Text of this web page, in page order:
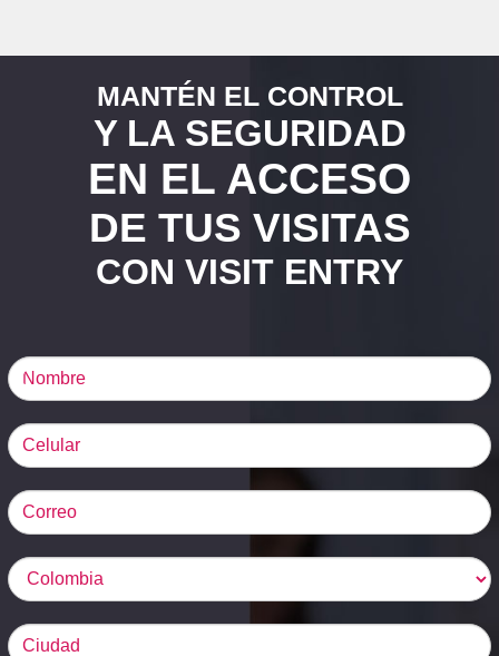
MANTÉN EL CONTROL
Y LA SEGURIDAD
EN EL ACCESO
DE TUS VISITAS
CON VISIT ENTRY